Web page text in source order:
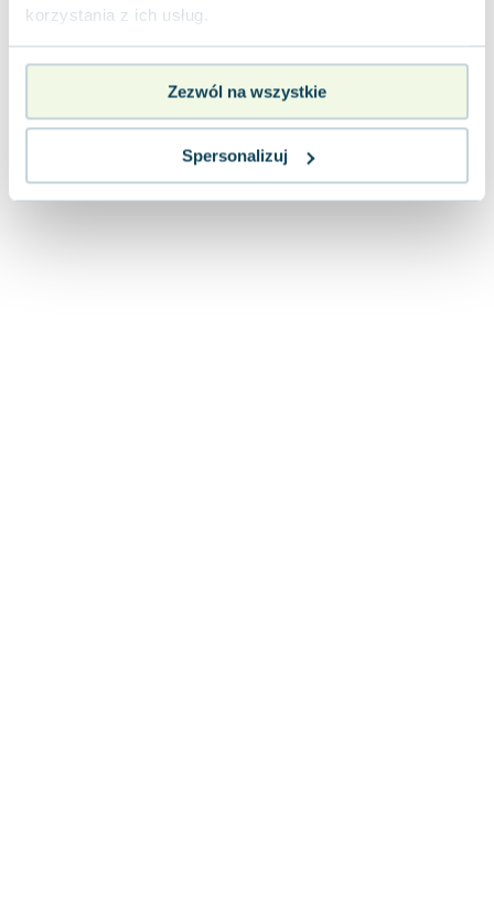
korzystania z ich usług.
Zezwól na wszystkie
Spersonalizuj
Lorraine Warren
Lucinda Riley